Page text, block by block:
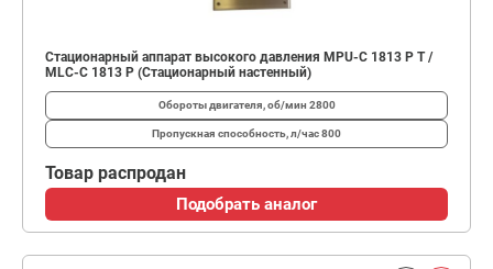
Стационарный аппарат высокого давления MPU-C 1813 P T /
MLC-C 1813 P (Стационарный настенный)
Обороты двигателя, об/мин 2800
Пропускная способность, л/час800
Товар распродан
Подобрать аналог